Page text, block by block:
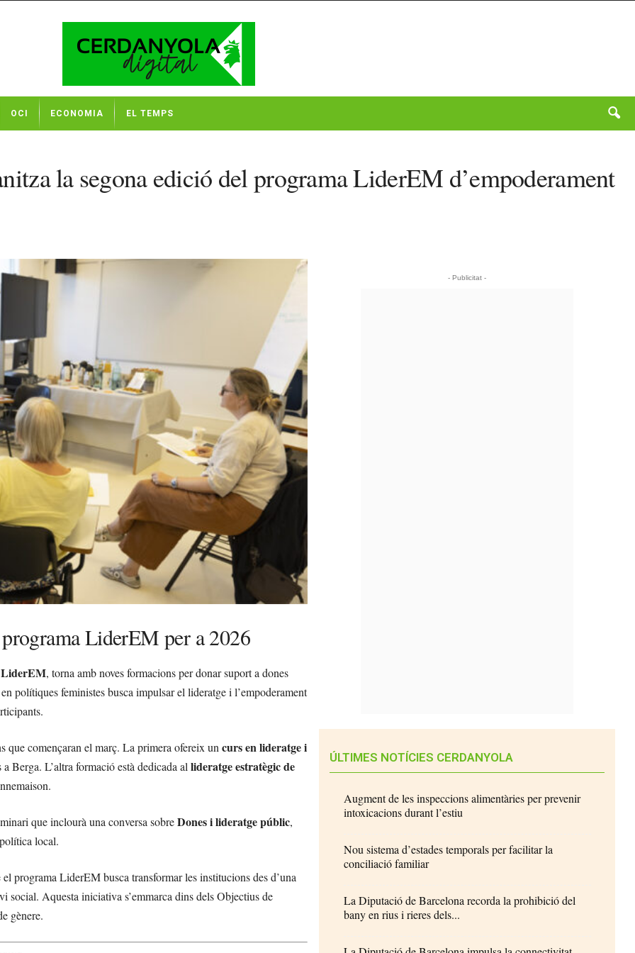
OCI ECONOMIA EL TEMPS
la segona edició del programa LiderEM d’empoderament
LiderEM per a 2026
LiderEM, torna amb noves formacions per donar suport a dones
polítiques feministes busca impulsar el lideratge i l’empoderament
que començaran el març. La primera ofereix uncurs en lideratge i
Berga. L’altra formació està dedicada allideratge estratègic de
que inclourà una conversa sobreDones i lideratge públic,
local.
programa LiderEM busca transformar les institucions des d’una
social. Aquesta iniciativa s’emmarca dins dels Objectius de
gènere.
- Publicitat -
ÚLTIMES NOTÍCIES CERDANYOLA
Augment de les inspeccions alimentàries per prevenir
intoxicacions durant l’estiu
Nou sistema d’estades temporals per facilitar la
conciliació familiar
La Diputació de Barcelona recorda la prohibició del
bany en rius i rieres dels...